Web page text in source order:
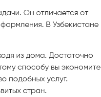
Он отличается от
В Узбекистане
из дома. Достаточно
способу вы экономите
подобных услуг.
стран.